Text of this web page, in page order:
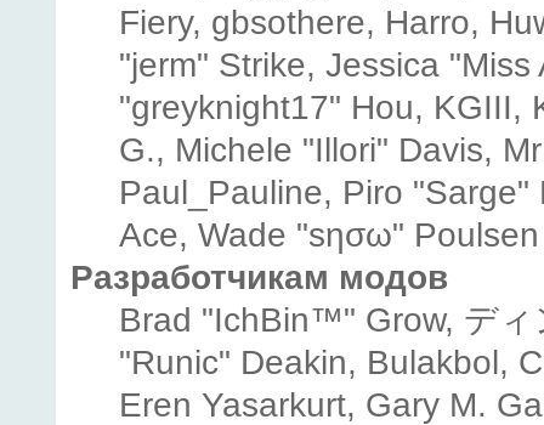
Fiery, gbsothere, Harro,
"jerm" Strike, Jessica
"greyknight17" Hou, KGIII,
G., Michele "Illori" Davis,
Paul_Pauline, Piro
Ace, Wade "sησω"
Разработчикам модов
Brad "IchBin™" Grow, デ
"Runic" Deakin, Bulakbol,
Eren Yasarkurt, Gary M.